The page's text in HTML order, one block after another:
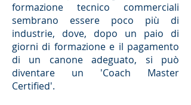
formazione tecnico commerciali
sembrano essere poco più di
industrie, dove, dopo un paio di
giorni di formazione e il pagamento
di un canone adeguato, si può
diventare un 'Coach Master
Certified'.